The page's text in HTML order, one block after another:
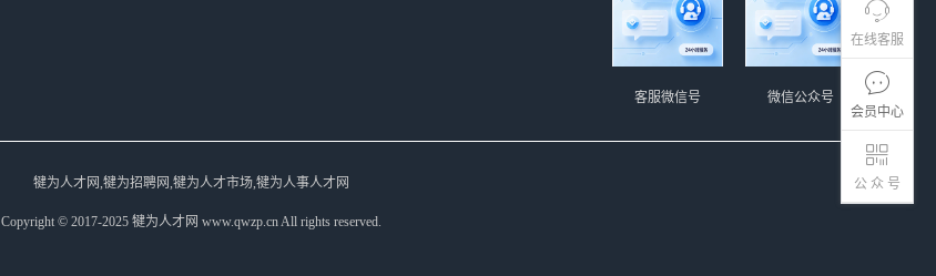
在线客服
会员中心
公 众 号
微信公众号
客服微信号
犍为人才网,犍为招聘网,犍为人才市场,犍为人事人才网
Copyright © 2017-2025 犍为人才网 www.qwzp.cn All rights reserved.